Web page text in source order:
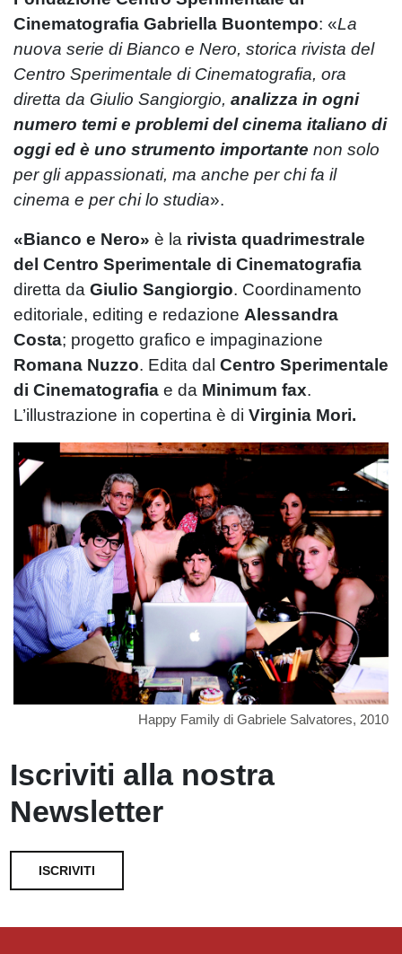
Cinematografia Gabriella Buontempo: «La
nuova serie di Bianco e Nero, storica rivista del
Centro Sperimentale di Cinematografia, ora
diretta da Giulio Sangiorgio, analizza in ogni
numero temi e problemi del cinema italiano di
oggi ed è uno strumento importante non solo
per gli appassionati, ma anche per chi fa il
cinema e per chi lo studia».
«Bianco e Nero» è la rivista quadrimestrale
del Centro Sperimentale di Cinematografia
diretta da Giulio Sangiorgio. Coordinamento
editoriale, editing e redazione Alessandra
Costa; progetto grafico e impaginazione
Romana Nuzzo. Edita dal Centro Sperimentale
di Cinematografia e da Minimum fax.
L’illustrazione in copertina è di Virginia Mori.
Happy Family di Gabriele Salvatores, 2010
Iscriviti alla nostra
Newsletter
ISCRIVITI